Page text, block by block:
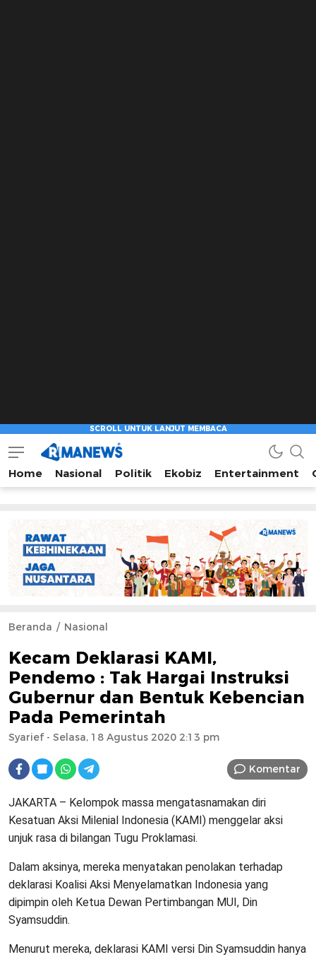
Home Nasional Politik Ekobiz Entertainment
Beranda Nasional
Kecam Deklarasi KAMI,
Pendemo : Tak Hargai Instruksi
Gubernur dan Bentuk Kebencian
Pada Pemerintah
Syarief- Selasa, 18 Agustus 2020 2:13 pm
Komentar
JAKARTA – Kelompok massa mengatasnamakan diri
Kesatuan Aksi Milenial Indonesia (KAMI) menggelar aksi
unjuk rasa di bilangan Tugu Proklamasi.
Dalam aksinya, mereka menyatakan penolakan terhadap
deklarasi Koalisi Aksi Menyelamatkan Indonesia yang
dipimpin oleh Ketua Dewan Pertimbangan MUI, Din
Syamsuddin.
Menurut mereka, deklarasi KAMI versi Din Syamsuddin hanya